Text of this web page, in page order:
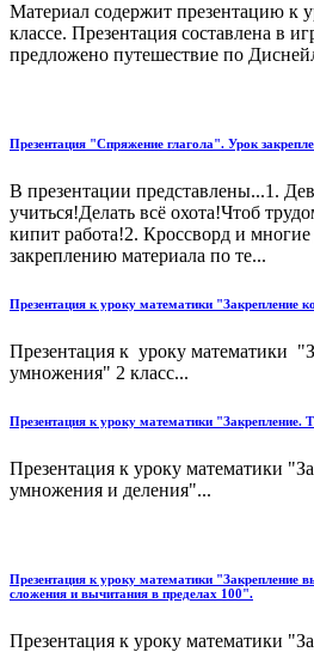
Материал содержит презентацию к
классе. Презентация составлена в
предложено путешествие по
Презентация "Спряжение глагола". Урок
В презентации представлены...1.
учиться!Делать всё охота!Чтоб
кипит работа!2. Кроссворд и многие
закреплению материала по те...
Презентация к уроку математики "Закрепление
Презентация к уроку математики
умножения" 2 класс...
Презентация к уроку математики "Закрепление.
Презентация к уроку математики
умножения и деления"...
Презентация к уроку математики "Закрепление
сложения и вычитания в пределах 100".
Презентация к уроку математики